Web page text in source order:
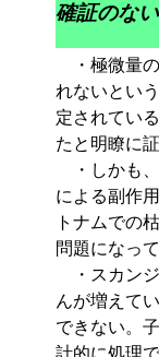
確証のな
・極微量の
れないとい
定されてい
たと明瞭に
・しかも、
による副作
トナムでの
問題になっ
・スカンジ
んが増えて
できない。
計的に処理